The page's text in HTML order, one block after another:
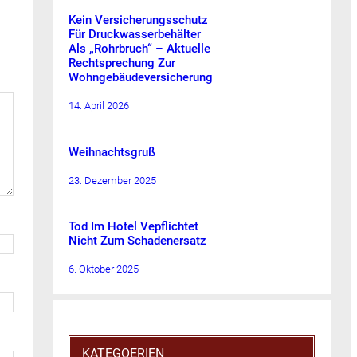
Kein Versicherungsschutz
Für Druckwasserbehälter
Als „Rohrbruch“ – Aktuelle
Rechtsprechung Zur
Wohngebäudeversicherung
14. April 2026
Weihnachtsgruß
23. Dezember 2025
Tod Im Hotel Vepflichtet
Nicht Zum Schadenersatz
6. Oktober 2025
KATEGOERIEN